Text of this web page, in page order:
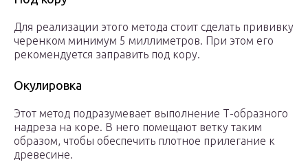
Для реализации этого метода стоит сделать прививку
черенком минимум 5 миллиметров. При этом его
рекомендуется заправить под кору.
Окулировка
Этот метод подразумевает выполнение Т-образного
надреза на коре. В него помещают ветку таким
образом, чтобы обеспечить плотное прилегание к
древесине.